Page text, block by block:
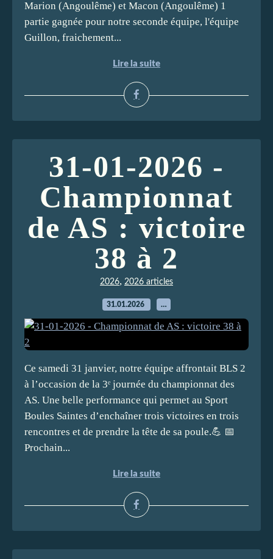
Marion (Angoulême) et Macon (Angoulême) 1
partie gagnée pour notre seconde équipe, l'équipe
Guillon, fraichement...
Lire la suite
31-01-2026 -
Championnat
de AS : victoire
38 à 2
2026, 2026 articles
31.01.2026 …
Ce samedi 31 janvier, notre équipe affrontait BLS 2
à l’occasion de la 3ᵉ journée du championnat des
AS. Une belle performance qui permet au Sport
Boules Saintes d’enchaîner trois victoires en trois
rencontres et de prendre la tête de sa poule.💪 📅
Prochain...
Lire la suite